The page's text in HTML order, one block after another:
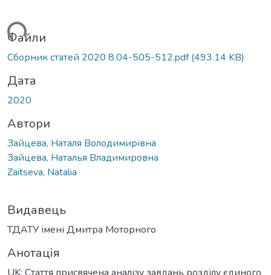
Файли
Сборник статей 2020 8.04-505-512.pdf(493.14 KB)
Дата
2020
Автори
Зайцева, Наталя Володимирівна
Зайцева, Наталья Владимировна
Zaitseva, Natalia
Видавець
ТДАТУ імені Дмитра Моторного
Анотація